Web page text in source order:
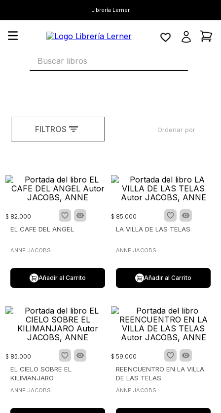
Librería Lerner
Buscar libros
FILTROS Ordenar por
$ 82.000
EL CAFE DEL ANGEL
ANNE JACOBS
Añadir al Carrito
$ 85.000
LA VILLA DE LAS TELAS
ANNE JACOBS
Añadir al Carrito
$ 85.000
EL CIELO SOBRE EL
KILIMANJARO
ANNE JACOBS
$ 59.000
REENCUENTRO EN LA VILLA
DE LAS TELAS
ANNE JACOBS